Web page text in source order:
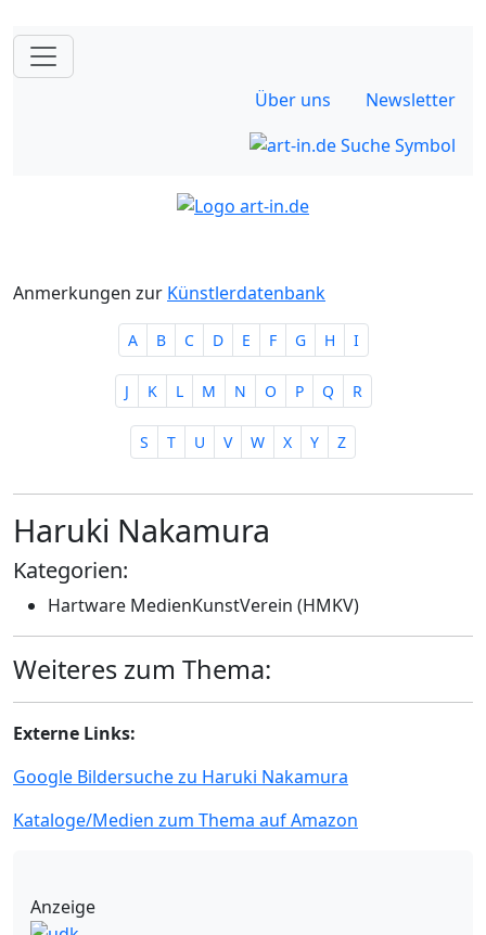
Über uns Newsletter
Anmerkungen zur Künstlerdatenbank
A B C D E F G H I
J K L M N O P Q R
S T U V W X Y Z
Haruki Nakamura
Kategorien:
Hartware MedienKunstVerein (HMKV)
Weiteres zum Thema:
Externe Links:
Google Bildersuche zu Haruki Nakamura
Kataloge/Medien zum Thema auf Amazon
Anzeige